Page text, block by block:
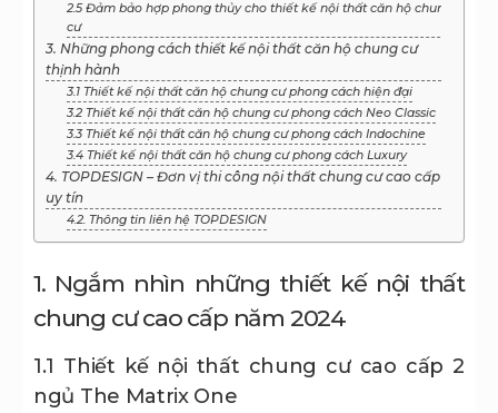
2.5 Đảm bảo hợp phong thủy cho thiết kế nội thất căn hộ chung
cư
3. Những phong cách thiết kế nội thất căn hộ chung cư
thịnh hành
3.1 Thiết kế nội thất căn hộ chung cư phong cách hiện đại
3.2 Thiết kế nội thất căn hộ chung cư phong cách Neo Classic
3.3 Thiết kế nội thất căn hộ chung cư phong cách Indochine
3.4 Thiết kế nội thất căn hộ chung cư phong cách Luxury
4. TOPDESIGN – Đơn vị thi công nội thất chung cư cao cấp
uy tín
4.2. Thông tin liên hệ TOPDESIGN
1. Ngắm nhìn những thiết kế nội thất
chung cư cao cấp năm 2024
1.1 Thiết kế nội thất chung cư cao cấp 2
ngủ The Matrix One